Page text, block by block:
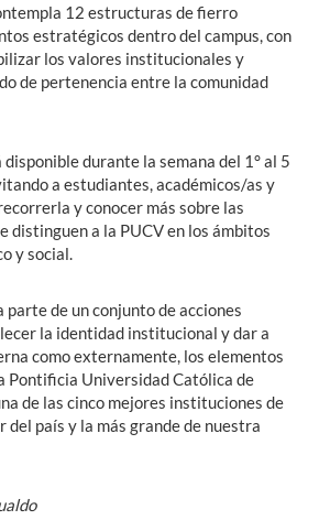
12 estructuras de fierro
estratégicos dentro del campus, con
los valores institucionales y
de pertenencia entre la comunidad
durante la semana del 1° al 5
a estudiantes, académicos/as y
y conocer más sobre las
distinguen a la PUCV en los ámbitos
y social.
de un conjunto de acciones
la identidad institucional y dar a
como externamente, los elementos
Pontificia Universidad Católica de
de las cinco mejores instituciones de
del país y la más grande de nuestra